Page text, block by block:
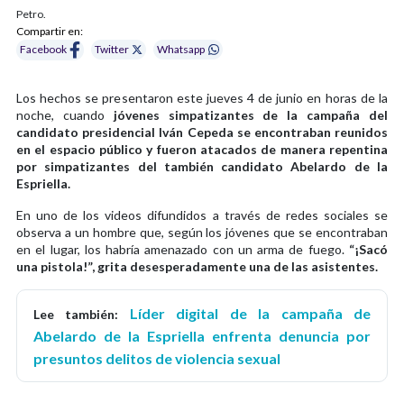
Petro.
Compartir en:
Facebook
Twitter Whatsapp
Los hechos se presentaron este jueves 4 de junio en horas de la
noche, cuando jóvenes simpatizantes de la campaña del
candidato presidencial Iván Cepeda se encontraban reunidos
en el espacio público y fueron atacados de manera repentina
por simpatizantes del también candidato Abelardo de la
Espriella.
En uno de los videos difundidos a través de redes sociales se
observa a un hombre que, según los jóvenes que se encontraban
en el lugar, los habría amenazado con un arma de fuego. “¡Sacó
una pistola!”, grita desesperadamente una de las asistentes.
Lee también: Líder digital de la campaña de
Abelardo de la Espriella enfrenta denuncia por
presuntos delitos de violencia sexual